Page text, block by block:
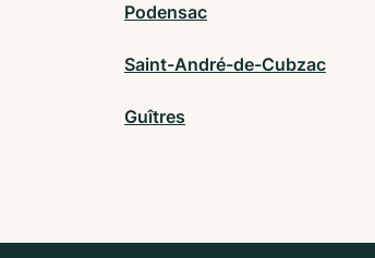
Podensac
Saint-André-de-Cubzac
Guîtres